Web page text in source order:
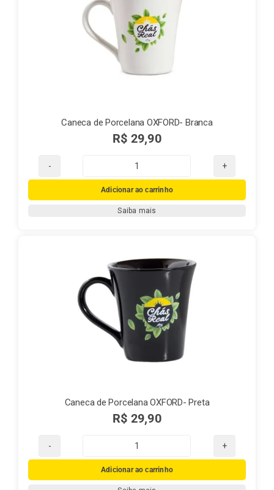
Caneca de Porcelana OXFORD- Branca
R$ 29,90
Caneca
de
Porcelana
Adicionar ao carrinho
Saiba mais
Caneca de Porcelana OXFORD- Preta
R$ 29,90
Caneca
de
Porcelana
Adicionar ao carrinho